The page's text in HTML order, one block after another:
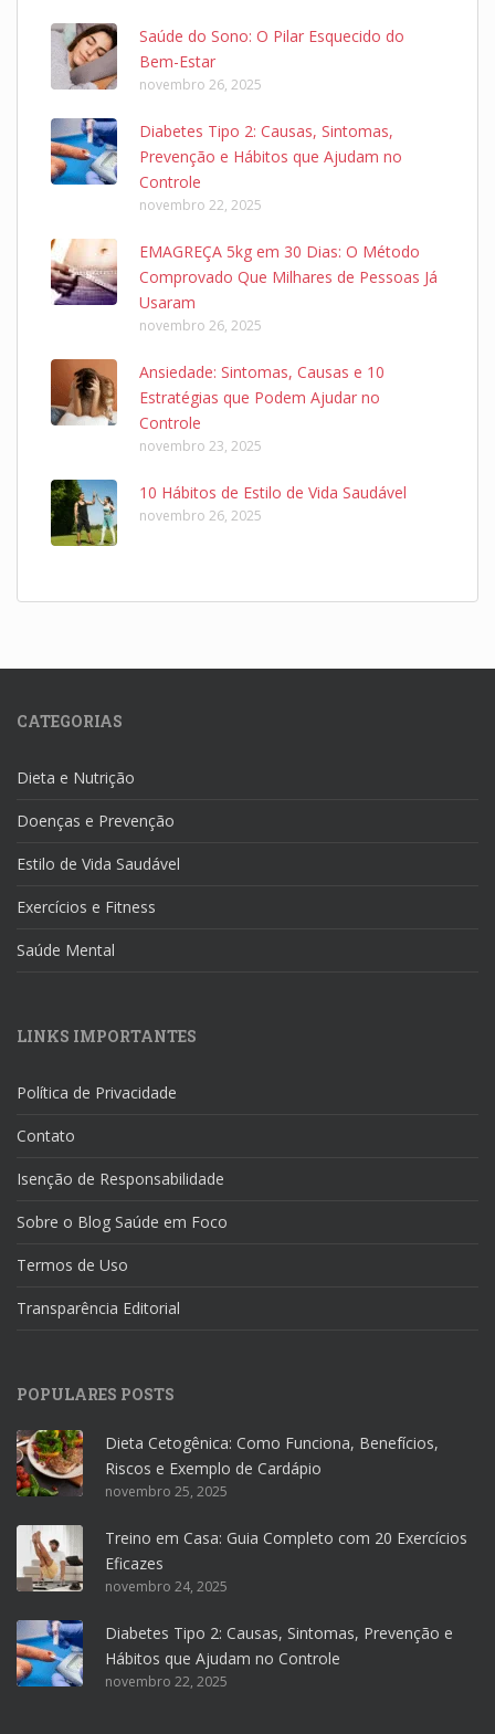
Saúde do Sono: O Pilar Esquecido do
Bem-Estar
novembro 26, 2025
Diabetes Tipo 2: Causas, Sintomas,
Prevenção e Hábitos que Ajudam no
Controle
novembro 22, 2025
EMAGREÇA 5kg em 30 Dias: O Método
Comprovado Que Milhares de Pessoas Já
Usaram
novembro 26, 2025
Ansiedade: Sintomas, Causas e 10
Estratégias que Podem Ajudar no
Controle
novembro 23, 2025
10 Hábitos de Estilo de Vida Saudável
novembro 26, 2025
CATEGORIAS
Dieta e Nutrição
Doenças e Prevenção
Estilo de Vida Saudável
Exercícios e Fitness
Saúde Mental
LINKS IMPORTANTES
Política de Privacidade
Contato
Isenção de Responsabilidade
Sobre o Blog Saúde em Foco
Termos de Uso
Transparência Editorial
POPULARES POSTS
Dieta Cetogênica: Como Funciona, Benefícios,
Riscos e Exemplo de Cardápio
novembro 25, 2025
Treino em Casa: Guia Completo com 20 Exercícios
Eficazes
novembro 24, 2025
Diabetes Tipo 2: Causas, Sintomas, Prevenção e
Hábitos que Ajudam no Controle
novembro 22, 2025